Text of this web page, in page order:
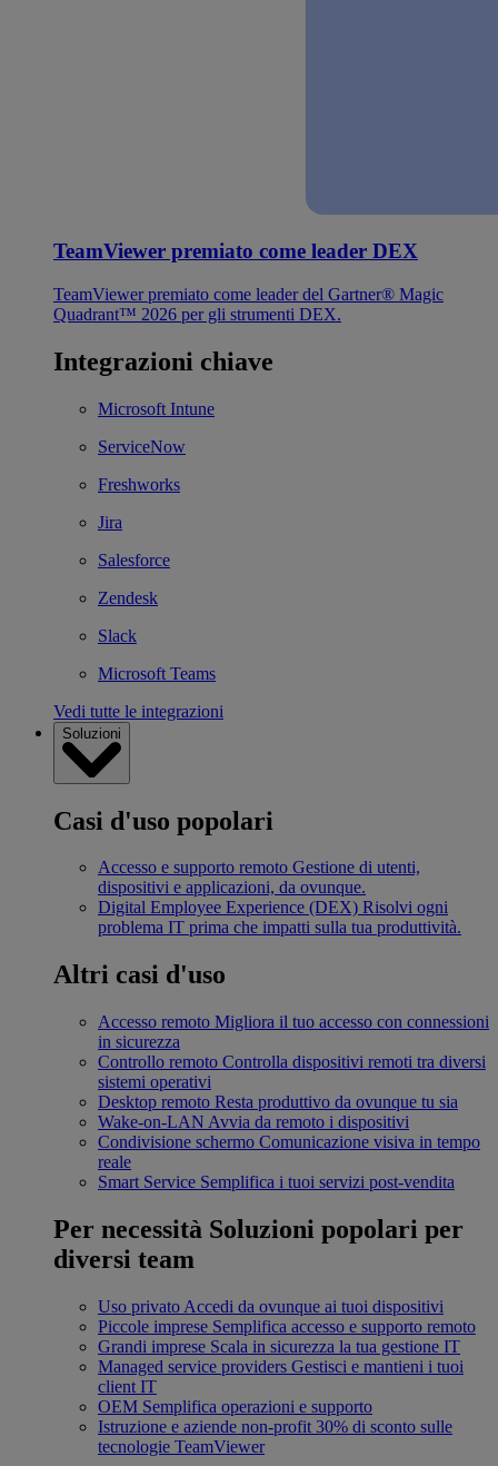
TeamViewer premiato come leader DEX
TeamViewer premiato come leader del Gartner® Magic
Quadrant™ 2026 per gli strumenti DEX.
Integrazioni chiave
Microsoft Intune
ServiceNow
Freshworks
Jira
Salesforce
Zendesk
Slack
Microsoft Teams
Vedi tutte le integrazioni
Soluzioni
Casi d'uso popolari
Accesso e supporto remoto Gestione di utenti,
dispositivi e applicazioni, da ovunque.
Digital Employee Experience (DEX) Risolvi ogni
problema IT prima che impatti sulla tua produttività.
Altri casi d'uso
Accesso remoto Migliora il tuo accesso con connessioni
in sicurezza
Controllo remoto Controlla dispositivi remoti tra diversi
sistemi operativi
Desktop remoto Resta produttivo da ovunque tu sia
Wake-on-LAN Avvia da remoto i dispositivi
Condivisione schermo Comunicazione visiva in tempo
reale
Smart Service Semplifica i tuoi servizi post-vendita
Per necessità Soluzioni popolari per
diversi team
Uso privato Accedi da ovunque ai tuoi dispositivi
Piccole imprese Semplifica accesso e supporto remoto
Grandi imprese Scala in sicurezza la tua gestione IT
Managed service providers Gestisci e mantieni i tuoi
client IT
OEM Semplifica operazioni e supporto
Istruzione e aziende non-profit 30% di sconto sulle
tecnologie TeamViewer